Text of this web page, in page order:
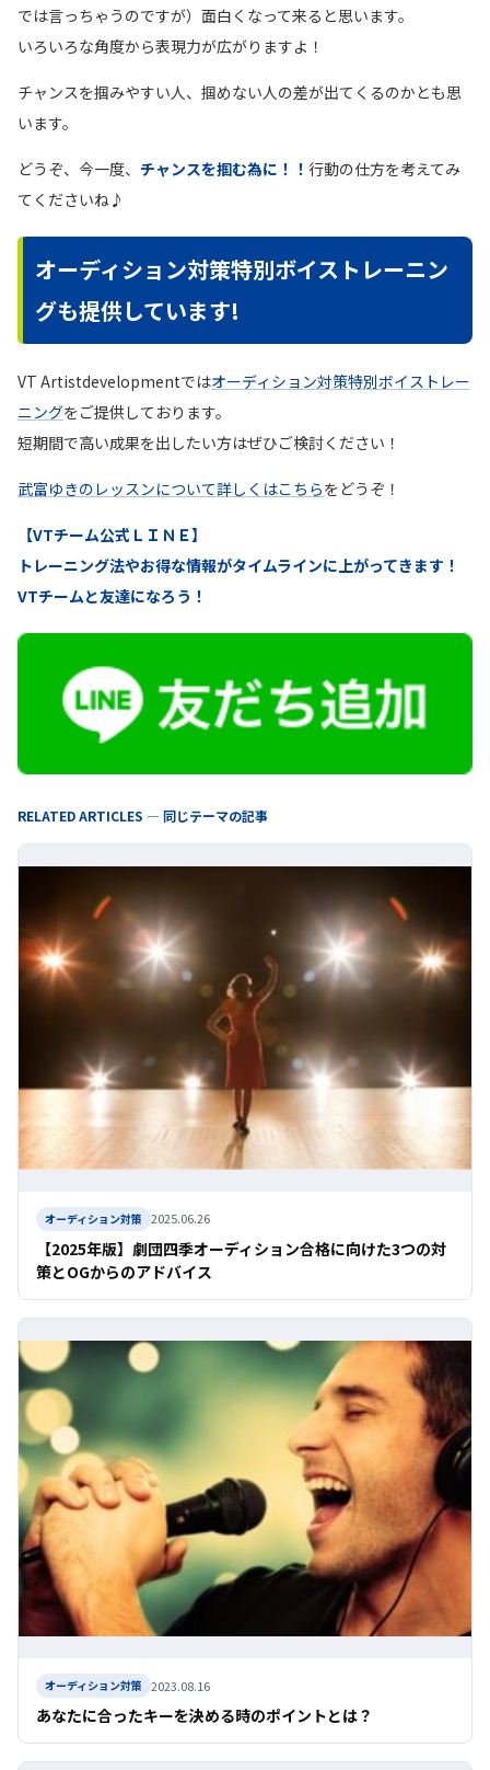
では言っちゃうのですが）面白くなって来ると思います。
いろいろな角度から表現力が広がりますよ！
チャンスを掴みやすい人、掴めない人の差が出てくるのかとも思
います。
どうぞ、今一度、 チャンスを掴む為に！！ 行動の仕方を考えてみ
てくださいね♪
オーディション対策特別ボイストレーニン
グも提供しています!
VT Artistdevelopmentではオーディション対策特別ボイストレー
ニングをご提供しております。
短期間で高い成果を出したい方はぜひご検討ください！
武富ゆきのレッスンについて詳しくはこちらをどうぞ！
【VTチーム公式ＬＩＮＥ】
トレーニング法やお得な情報がタイムラインに上がってきます！
VTチームと友達になろう！
RELATED ARTICLES — 同じテーマの記事
オーディション対策 2025.06.26
【2025年版】劇団四季オーディション合格に向けた3つの対
策とOGからのアドバイス
オーディション対策 2023.08.16
あなたに合ったキーを決める時のポイントとは？